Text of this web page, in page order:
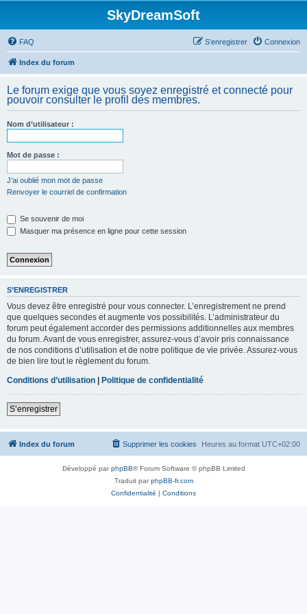
SkyDreamSoft
FAQ Connexion
S’enregistrer
Index du forum
Le forum exige que vous soyez enregistré et connecté pour
pouvoir consulter le profil des membres.
Nom d’utilisateur :
Mot de passe :
J’ai oublié mon mot de passe
Renvoyer le courriel de confirmation
Se souvenir de moi
Masquer ma présence en ligne pour cette session
S’ENREGISTRER
Vous devez être enregistré pour vous connecter. L’enregistrement ne prend
que quelques secondes et augmente vos possibilités. L’administrateur du
forum peut également accorder des permissions additionnelles aux membres
du forum. Avant de vous enregistrer, assurez-vous d’avoir pris connaissance
de nos conditions d’utilisation et de notre politique de vie privée. Assurez-vous
de bien lire tout le règlement du forum.
Conditions d’utilisation | Politique de confidentialité
S’enregistrer
Index du forum Heures au format UTC+02:00
Supprimer les cookies
Développé parphpBB® Forum Software © phpBB Limited
Traduit parphpBB-fr.com
Confidentialité | Conditions